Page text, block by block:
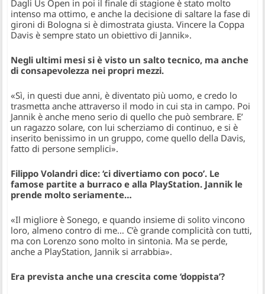
Dagli Us Open in poi il finale di stagione è stato molto
intenso ma ottimo, e anche la decisione di saltare la fase di
gironi di Bologna si è dimostrata giusta. Vincere la Coppa
Davis è sempre stato un obiettivo di Jannik».
Negli ultimi mesi si è visto un salto tecnico, ma anche
di consapevolezza nei propri mezzi.
«Sì, in questi due anni, è diventato più uomo, e credo lo
trasmetta anche attraverso il modo in cui sta in campo. Poi
Jannik è anche meno serio di quello che può sembrare. E’
un ragazzo solare, con lui scherziamo di continuo, e si è
inserito benissimo in un gruppo, come quello della Davis,
fatto di persone semplici».
Filippo Volandri dice: ‘ci divertiamo con poco’. Le
famose partite a burraco e alla PlayStation. Jannik le
prende molto seriamente…
«Il migliore è Sonego, e quando insieme di solito vincono
loro, almeno contro di me… C’è grande complicità con tutti,
ma con Lorenzo sono molto in sintonia. Ma se perde,
anche a PlayStation, Jannik si arrabbia».
Era prevista anche una crescita come ‘doppista’?